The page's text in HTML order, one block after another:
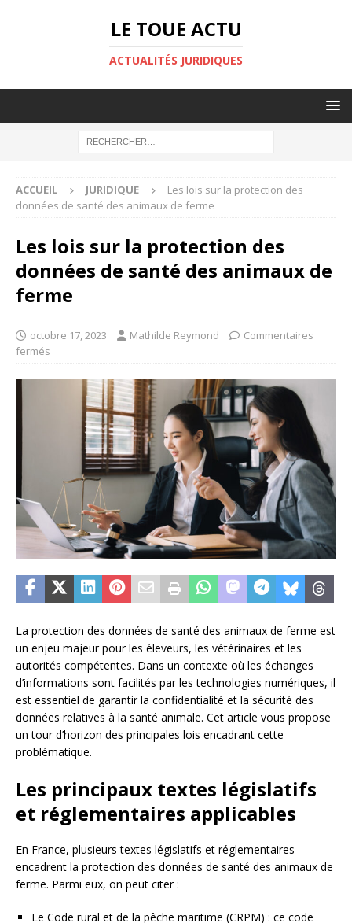
LE TOUE ACTU
ACTUALITÉS JURIDIQUES
ACCUEIL JURIDIQUE
Les lois sur la protection des
données de santé des animaux de ferme
Les lois sur la protection des
données de santé des animaux de
ferme
octobre 17, 2023 Mathilde Reymond
Commentaires
fermés
La protection des données de santé des animaux de ferme est
un enjeu majeur pour les éleveurs, les vétérinaires et les
autorités compétentes. Dans un contexte où les échanges
d’informations sont facilités par les technologies numériques, il
est essentiel de garantir la confidentialité et la sécurité des
données relatives à la santé animale. Cet article vous propose
un tour d’horizon des principales lois encadrant cette
problématique.
Les principaux textes législatifs
et réglementaires applicables
En France, plusieurs textes législatifs et réglementaires
encadrent la protection des données de santé des animaux de
ferme. Parmi eux, on peut citer :
Le Code rural et de la pêche maritime (CRPM) : ce code